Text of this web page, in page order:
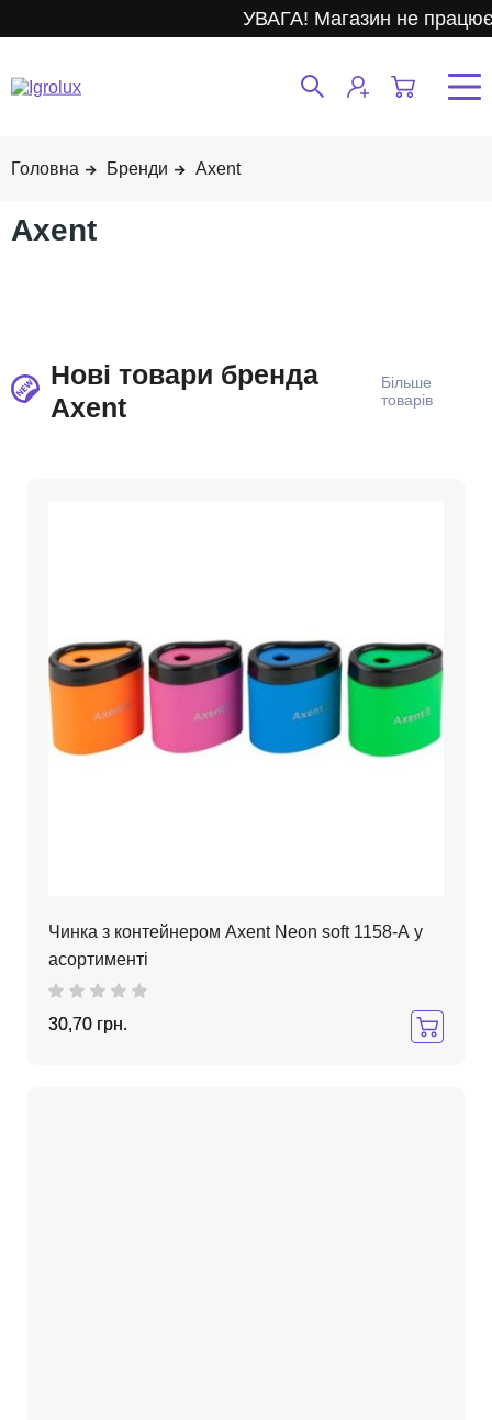
УВАГА! Магазин не працює.
Бренди Axent
Axent
Нові товари бренда
Axent
Чинка з контейнером Axent Neon soft 1158-А у
асортименті
30,70 грн.